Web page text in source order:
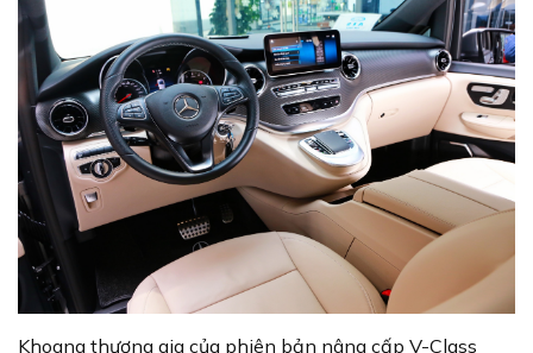
Khoang thương gia của phiên bản nâng cấp V-Class